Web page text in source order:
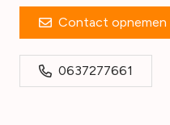
Contact opnemen
0637277661